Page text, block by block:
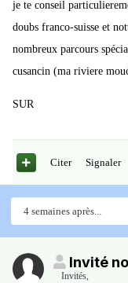
je te conseil
doubs franco-suisse et
nombreux parcours
cusancin (ma riviere
SUR
Citer Signaler
4 semaines après...
Invité
Invités,